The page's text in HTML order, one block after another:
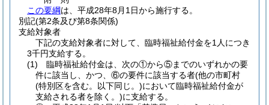
この要綱は、平成28年8月1日から施行する。
別記(第2条及び第8条関係)
支給対象者
下記の支給対象者に対して、臨時福祉給付金を1人につき
3千円支給する。
(1) 臨時福祉給付金は、次の①から⑤までのいずれかの要
件に該当し、かつ、⑥の要件に該当する者(他の市町村
(特別区を含む。以下同じ。)において臨時福祉給付金が
支給される者を除く。)に支給する。